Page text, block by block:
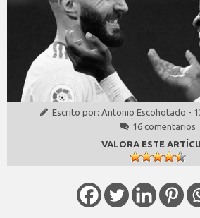
Escrito por: Antonio Escohotado -
16 comentarios
VALORA ESTE